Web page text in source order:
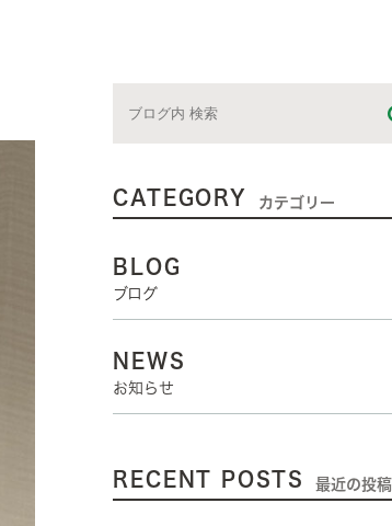
CATEGORY カテゴリー
BLOG
ブログ
NEWS
お知らせ
RECENT POSTS 最近の投稿